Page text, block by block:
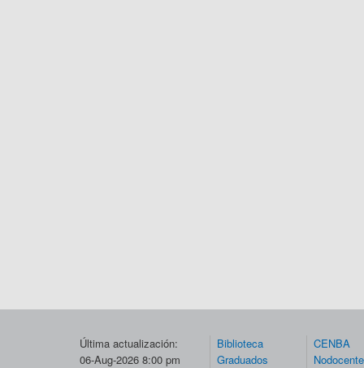
Última actualización:
06-Aug-2026 8:00 pm
Biblioteca
Graduados
CENBA